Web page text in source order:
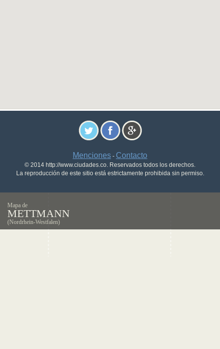
Menciones - Contacto
© 2014 http://www.ciudades.co. Reservados todos los derechos.
La reproducción de este sitio está estrictamente prohibida sin permiso.
Mapa de
METTMANN
(Nordrhein-Westfalen)